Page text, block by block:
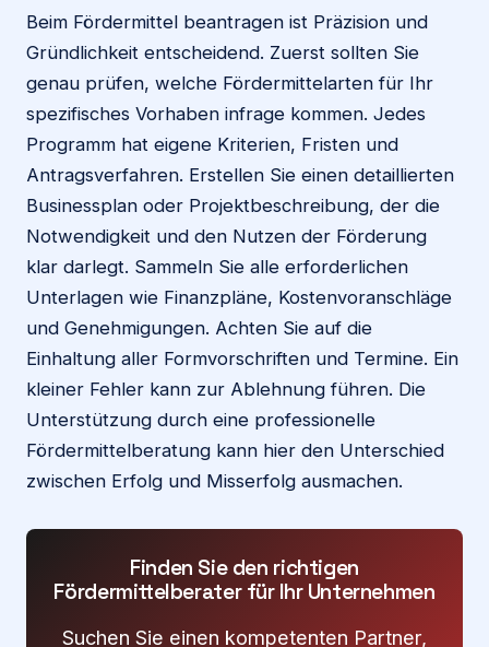
Beim Fördermittel beantragen ist Präzision und
Gründlichkeit entscheidend. Zuerst sollten Sie
genau prüfen, welche Fördermittelarten für Ihr
spezifisches Vorhaben infrage kommen. Jedes
Programm hat eigene Kriterien, Fristen und
Antragsverfahren. Erstellen Sie einen detaillierten
Businessplan oder Projektbeschreibung, der die
Notwendigkeit und den Nutzen der Förderung
klar darlegt. Sammeln Sie alle erforderlichen
Unterlagen wie Finanzpläne, Kostenvoranschläge
und Genehmigungen. Achten Sie auf die
Einhaltung aller Formvorschriften und Termine. Ein
kleiner Fehler kann zur Ablehnung führen. Die
Unterstützung durch eine professionelle
Fördermittelberatung kann hier den Unterschied
zwischen Erfolg und Misserfolg ausmachen.
Finden Sie den richtigen
Fördermittelberater für Ihr Unternehmen
Suchen Sie einen kompetenten Partner,